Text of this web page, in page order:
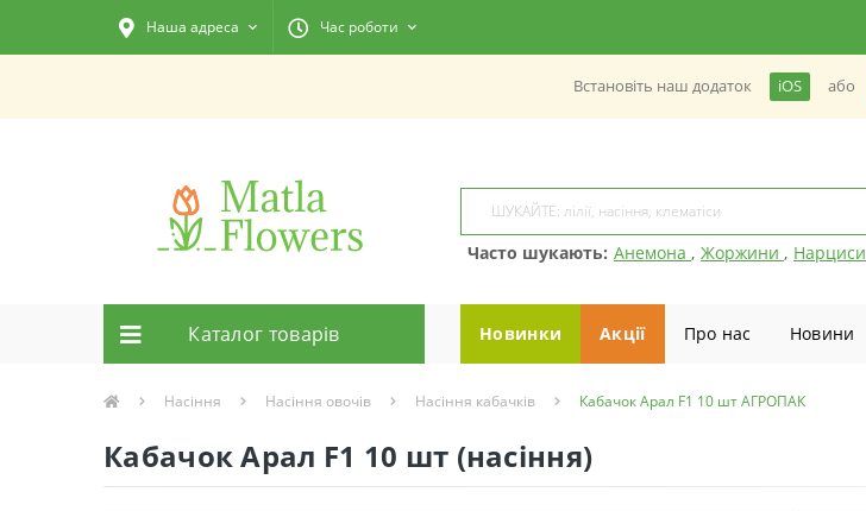
Наша адреса Час роботи
Встановiть наш додаток iOS або
Часто шукають: Анемона , Жоржини , Нарциси
Каталог товарiв Новинки Акції Про нас Новини
Насіння Насіння овочів Насіння кабачків Кабачок Арал F1 10 шт АГРОПАК
Кабачок Арал F1 10 шт (насіння)